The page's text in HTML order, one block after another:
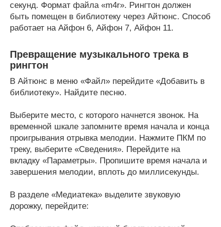
секунд. Формат файла «m4r». Рингтон должен
быть помещен в библиотеку через Айтюнс. Способ
работает на Айфон 6, Айфон 7, Айфон 11.
Превращение музыкального трека в
рингтон
В Айтюнс в меню «Файл» перейдите «Добавить в
библиотеку». Найдите песню.
Выберите место, с которого начнется звонок. На
временной шкале запомните время начала и конца
проигрывания отрывка мелодии. Нажмите ПКМ по
треку, выберите «Сведения». Перейдите на
вкладку «Параметры». Пропишите время начала и
завершения мелодии, вплоть до миллисекунды.
В разделе «Медиатека» выделите звуковую
дорожку, перейдите: